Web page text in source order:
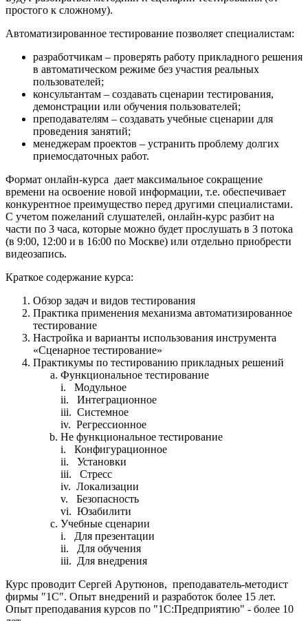
простого к сложному).
Автоматизированное тестирование позволяет специалистам:
разработчикам – проверять работу прикладного решения
в автоматическом режиме без участия реальных
пользователей;
консультантам – создавать сценарии тестирования,
демонстрации или обучения пользователей;
преподавателям – создавать учебные сценарии для
проведения занятий;
менеджерам проектов – устранить проблему долгих
приемосдаточных работ.
Формат онлайн-курса дает максимальное сокращение
времени на освоение новой информации, т.е. обеспечивает
конкурентное преимущество перед другими специалистами.
С учетом пожеланий слушателей, онлайн-курс разбит на
части по 3 часа, которые можно будет прослушать в 3 потока
(в 9:00, 12:00 и в 16:00 по Москве) или отдельно приобрести
видеозапись.
Краткое содержание курса:
Обзор задач и видов тестирования
Практика применения механизма автоматизированное
тестирование
Настройка и варианты использования инструмента
«Сценарное тестирование»
Практикумы по тестированию прикладных решений
Функциональное тестирование
i. Модульное
ii. Интеграционное
iii. Системное
iv. Регрессионное
Не функциональное тестирование
i. Конфигурационное
ii. Установки
iii. Стресс
iv. Локализации
v. Безопасность
vi. Юзабилити
Учебные сценарии
i. Для презентации
ii. Для обучения
iii. Для внедрения
Курс проводит Сергей Арутюнов, преподаватель-методист
фирмы "1С". Опыт внедрений и разработок более 15 лет.
Опыт преподавания курсов по "1С:Предприятию" - более 10